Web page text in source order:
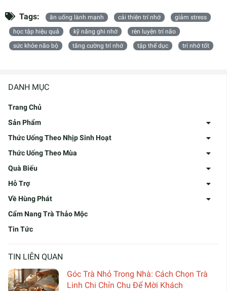
DANH MỤC
Trang Chủ
Sản Phẩm
Thức Uống Theo Nhịp Sinh Hoạt
Thức Uống Theo Mùa
Quà Biếu
Hỗ Trợ
Về Hùng Phát
Cẩm Nang Trà Thảo Mộc
Tin Tức
TIN LIÊN QUAN
Góc Trà Nhỏ Trong Nhà: Cách Chọn Trà
Linh Chi Chỉn Chu Để Mời Khách
Tags: ăn uống lành mạnh cải thiện trí nhớ
giảm stress
học tập hiệu quả
kỹ năng ghi nhớ
rèn luyện trí não
sức khỏe não bộ
tăng cường trí nhớ tập thể dục trí nhớ tốt